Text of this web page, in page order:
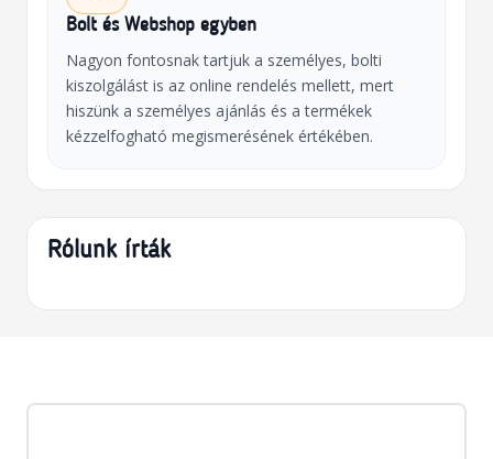
Bolt és Webshop egyben
Nagyon fontosnak tartjuk a személyes, bolti
kiszolgálást is az online rendelés mellett, mert
hiszünk a személyes ajánlás és a termékek
kézzelfogható megismerésének értékében.
Rólunk írták